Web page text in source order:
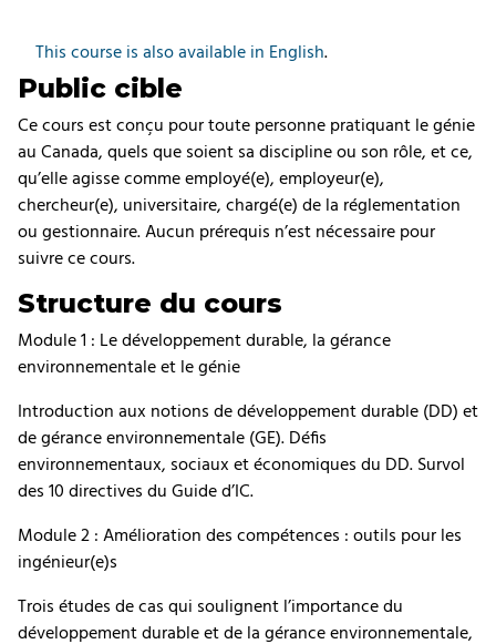
This course is also available in English.
Public cible
Ce cours est conçu pour toute personne pratiquant le génie
au Canada, quels que soient sa discipline ou son rôle, et ce,
qu’elle agisse comme employé(e), employeur(e),
chercheur(e), universitaire, chargé(e) de la réglementation
ou gestionnaire. Aucun prérequis n’est nécessaire pour
suivre ce cours.
Structure du cours
Module 1 : Le développement durable, la gérance
environnementale et le génie
Introduction aux notions de développement durable (DD) et
de gérance environnementale (GE). Défis
environnementaux, sociaux et économiques du DD. Survol
des 10 directives du Guide d’IC.
Module 2 : Amélioration des compétences : outils pour les
ingénieur(e)s
Trois études de cas qui soulignent l’importance du
développement durable et de la gérance environnementale,